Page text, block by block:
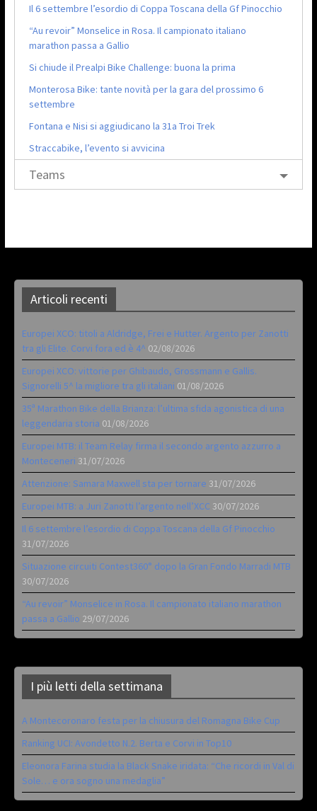
Il 6 settembre l’esordio di Coppa Toscana della Gf Pinocchio
“Au revoir” Monselice in Rosa. Il campionato italiano
marathon passa a Gallio
Si chiude il Prealpi Bike Challenge: buona la prima
Monterosa Bike: tante novità per la gara del prossimo 6
settembre
Fontana e Nisi si aggiudicano la 31a Troi Trek
Straccabike, l’evento si avvicina
Teams
Articoli recenti
Europei XCO: titoli a Aldridge, Frei e Hutter. Argento per Zanotti
tra gli Elite. Corvi fora ed è 4^ 02/08/2026
Europei XCO: vittorie per Ghibaudo, Grossmann e Gallis.
Signorelli 5^ la migliore tra gli italiani 01/08/2026
35ª Marathon Bike della Brianza: l’ultima sfida agonistica di una
leggendaria storia 01/08/2026
Europei MTB: il Team Relay firma il secondo argento azzurro a
Monteceneri 31/07/2026
Attenzione: Samara Maxwell sta per tornare 31/07/2026
Europei MTB: a Juri Zanotti l’argento nell’XCC 30/07/2026
Il 6 settembre l’esordio di Coppa Toscana della Gf Pinocchio
31/07/2026
Situazione circuiti Contest360° dopo la Gran Fondo Marradi MTB
30/07/2026
“Au revoir” Monselice in Rosa. Il campionato italiano marathon
passa a Gallio 29/07/2026
I più letti della settimana
A Montecoronaro festa per la chiusura del Romagna Bike Cup
Ranking UCI: Avondetto N.2. Berta e Corvi in Top10
Eleonora Farina studia la Black Snake iridata: “Che ricordi in Val di
Sole… e ora sogno una medaglia”